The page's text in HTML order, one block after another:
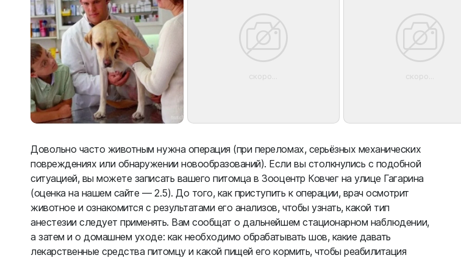
скоро... скоро...
Довольно часто животным нужна операция (при переломах, серьёзных механических
повреждениях или обнаружении новообразований). Если вы столкнулись с подобной
ситуацией, вы можете записать вашего питомца в Зооцентр Ковчег на улице Гагарина
(оценка на нашем сайте — 2.5). До того, как приступить к операции, врач осмотрит
животное и ознакомится с результатами его анализов, чтобы узнать, какой тип
анестезии следует применять. Вам сообщат о дальнейшем стационарном наблюдении,
а затем и о домашнем уходе: как необходимо обрабатывать шов, какие давать
лекарственные средства питомцу и какой пищей его кормить, чтобы реабилитация